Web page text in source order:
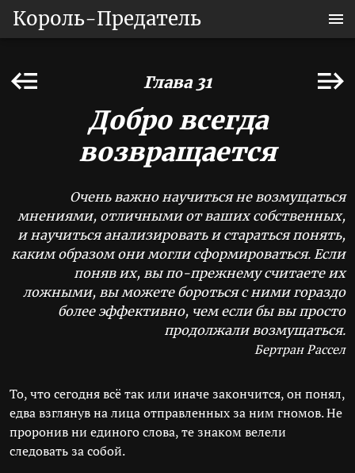
Король-Предатель
Глава 31
Добро всегда
возвращается
Очень важно научиться не возмущаться
мнениями, отличными от ваших собственных,
и научиться анализировать и стараться понять,
каким образом они могли сформироваться. Если
поняв их, вы по-прежнему считаете их
ложными, вы можете бороться с ними гораздо
более эффективно, чем если бы вы просто
продолжали возмущаться.
Бертран Рассел
То, что сегодня всё так или иначе закончится, он понял,
едва взглянув на лица отправленных за ним гномов. Не
проронив ни единого слова, те знаком велели
следовать за собой.